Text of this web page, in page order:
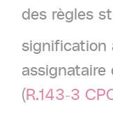
des règles
signification
assignataire
(R.143-3